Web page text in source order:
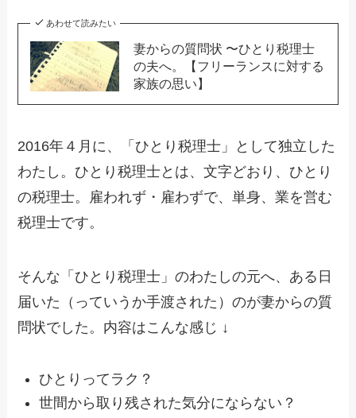
あわせて読みたい
妻からの質問状 〜ひとり税理士
の夫へ。【フリーランスに対する
家族の思い】
2016年４月に、「ひとり税理士」として独立した
わたし。ひとり税理士とは、文字どおり、ひとり
の税理士。雇われず・雇わずで、単身、業を営む
税理士です。
そんな「ひとり税理士」のわたしの元へ、ある日
届いた（っていうか手渡された）のが妻からの質
問状でした。内容はこんな感じ ↓
ひとりってラク？
世間から取り残された気分にならない？